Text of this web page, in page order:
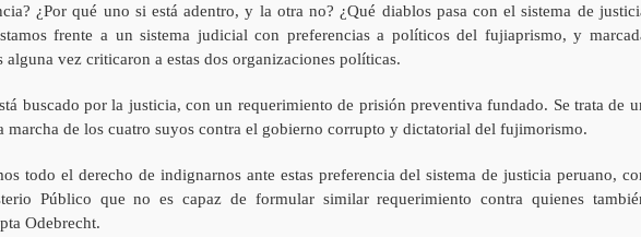
¿Por qué uno si está adentro, y la otra no? ¿Qué diablos pasa con el sistema de
frente a un sistema judicial con preferencias a políticos del fujiaprismo, y
vez criticaron a estas dos organizaciones políticas.
buscado por la justicia, con un requerimiento de prisión preventiva fundado. Se trata de
marcha de los cuatro suyos contra el gobierno corrupto y dictatorial del fujimorismo.
todo el derecho de indignarnos ante estas preferencia del sistema de justicia peruano,
Público que no es capaz de formular similar requerimiento contra quienes
Odebrecht.